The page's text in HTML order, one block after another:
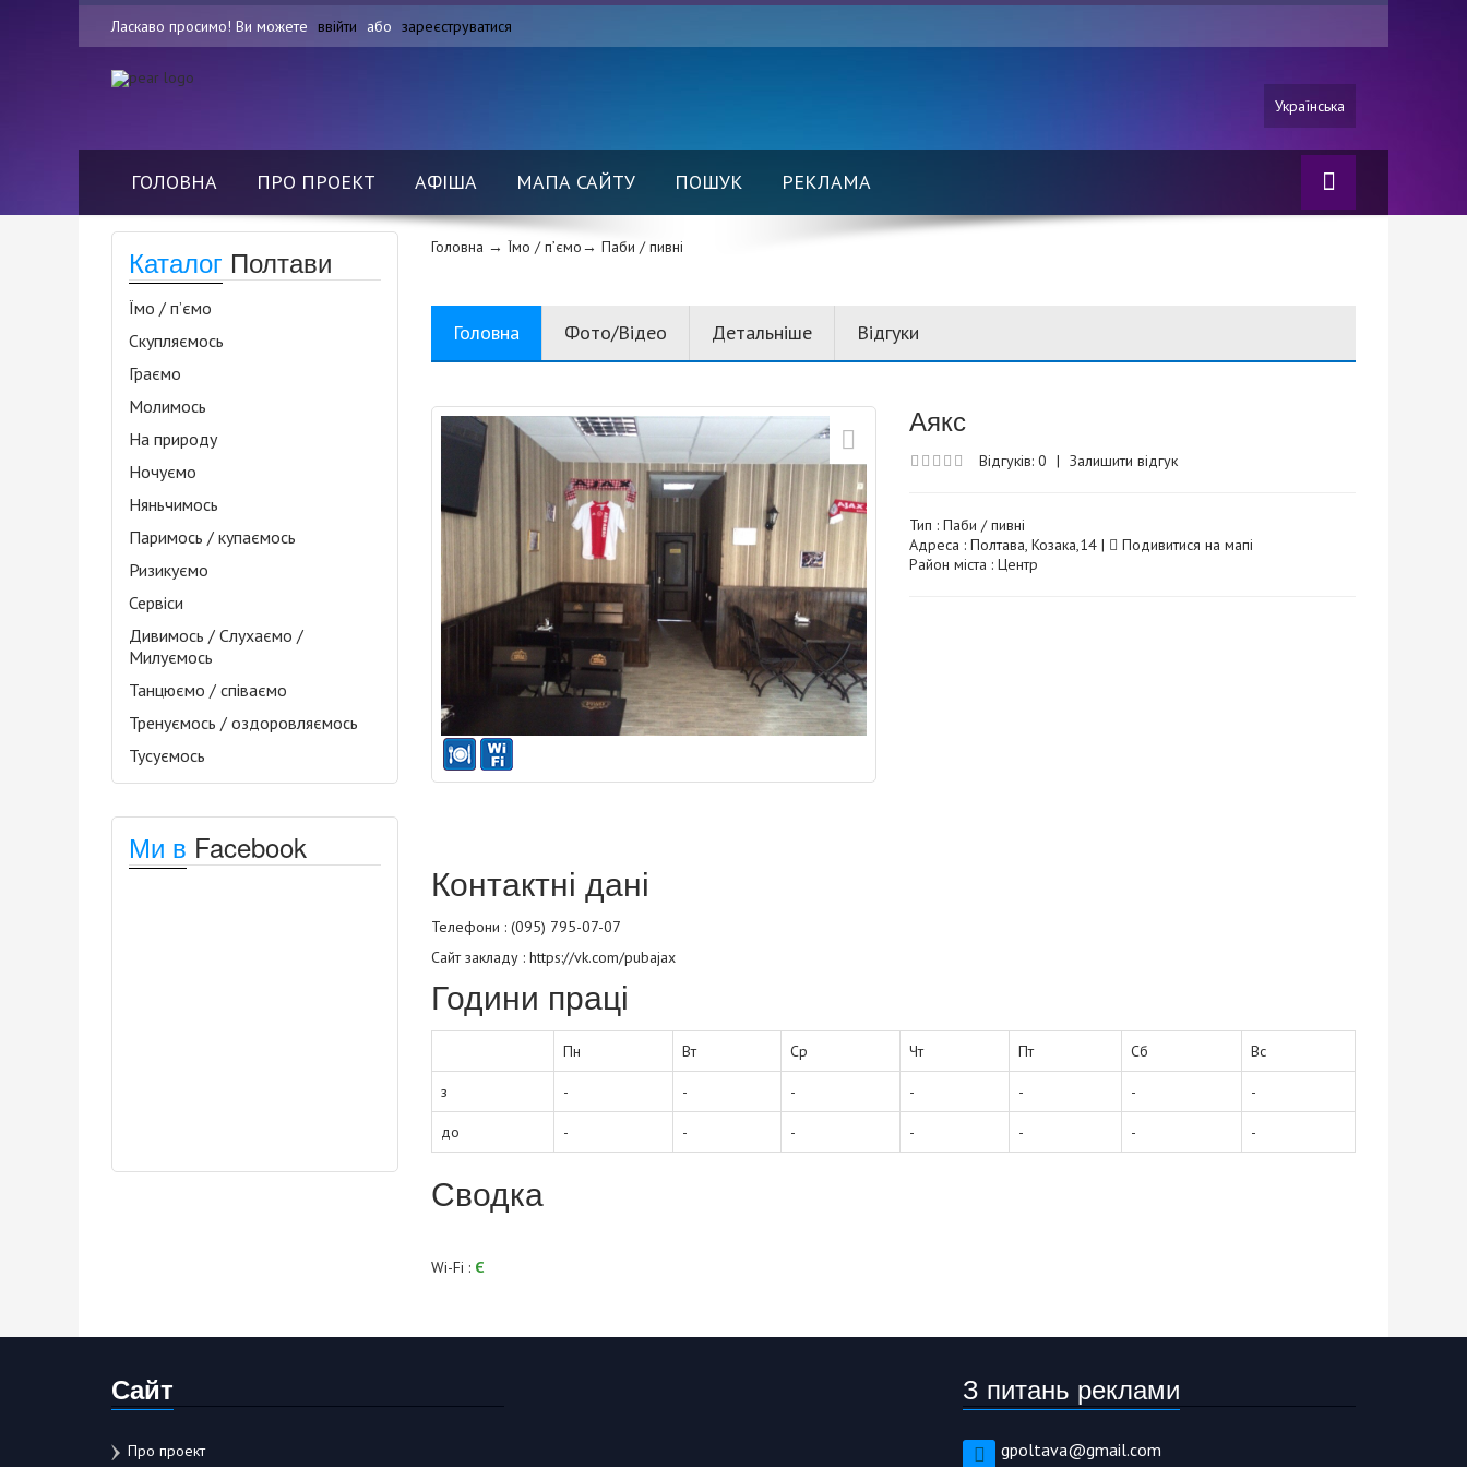
Ласкаво просимо! Ви можете ввійти або зареєструватися
Українська
ГОЛОВНА ПРО ПРОЕКТ АФІША МАПА САЙТУ ПОШУК РЕКЛАМА
Каталог Полтави
Їмо / п’ємо
Скупляємось
Граємо
Молимось
На природу
Ночуємо
Няньчимось
Паримось / купаємось
Ризикуємо
Сервіси
Дивимось / Слухаємо /
Милуємось
Танцюємо / співаємо
Тренуємось / оздоровляємось
Тусуємось
Ми в Facebook
Головна → Їмо / п’ємо→ Паби / пивні
Головна Фото/Відео Детальніше Відгуки
Аякс
Відгуків: 0 | Залишити відгук
Тип :Паби / пивні
Адреса : Полтава, Козака,14 |
Подивитися на мапі
Район міста : Центр
Контактні дані
Телефони : (095) 795-07-07
Сайт закладу : https://vk.com/pubajax
Години праці
Пн Вт Ср Чт Пт Сб Вс
з - - - - - - -
до - - - - - - -
Сводка
Wi-Fi : Є
Сайт
Про проект
З питань реклами
gpoltava@gmail.com